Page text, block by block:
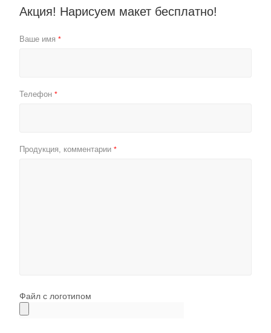
Акция! Нарисуем макет бесплатно!
Ваше имя *
Телефон *
Продукция, комментарии *
Файл с логотипом